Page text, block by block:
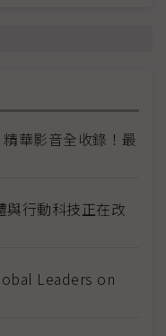
華影音全收錄！最
與行動科技正在改
Leaders on